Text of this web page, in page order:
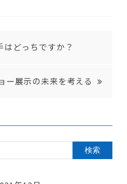
はどっちですか？
ー展示の未来を考える